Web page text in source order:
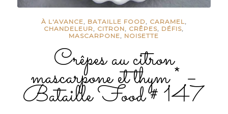
À L'AVANCE, BATAILLE FOOD, CARAMEL,
CHANDELEUR, CITRON, CRÊPES, DÉFIS,
MASCARPONE, NOISETTE
Crêpes au citron
mascarpone et thym * –
Bataille Food # 147